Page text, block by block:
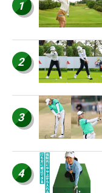
1
2
3
4